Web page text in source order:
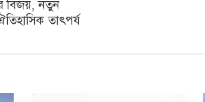
বিজয়, নতুন
তাৎপর্য